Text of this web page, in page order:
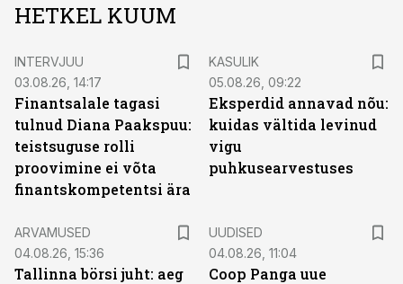
HETKEL KUUM
INTERVJUU
03.08.26, 14:17
Finantsalale tagasi
tulnud Diana Paakspuu:
teistsuguse rolli
proovimine ei võta
finantskompetentsi ära
KASULIK
05.08.26, 09:22
Eksperdid annavad nõu:
kuidas vältida levinud
vigu
puhkusearvestuses
ARVAMUSED
04.08.26, 15:36
Tallinna börsi juht: aeg
UUDISED
04.08.26, 11:04
Coop Panga uue